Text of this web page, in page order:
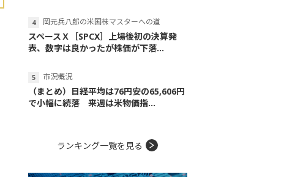
岡元兵八郎の米国株マスターへの道
スペースＸ［SPCX］上場後初の決算発
表、数字は良かったが株価が下落...
市況概況
（まとめ）日経平均は76円安の65,606円
で小幅に続落 来週は米物価指...
ランキング一覧を見る